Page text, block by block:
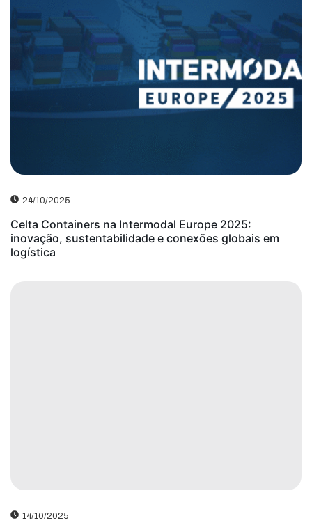
24/10/2025
Celta Containers na Intermodal Europe 2025:
inovação, sustentabilidade e conexões globais em
logística
14/10/2025